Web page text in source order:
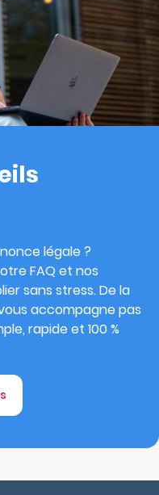
légale ?
FAQ et nos
sans stress. De la
accompagne pas
rapide et 100 %